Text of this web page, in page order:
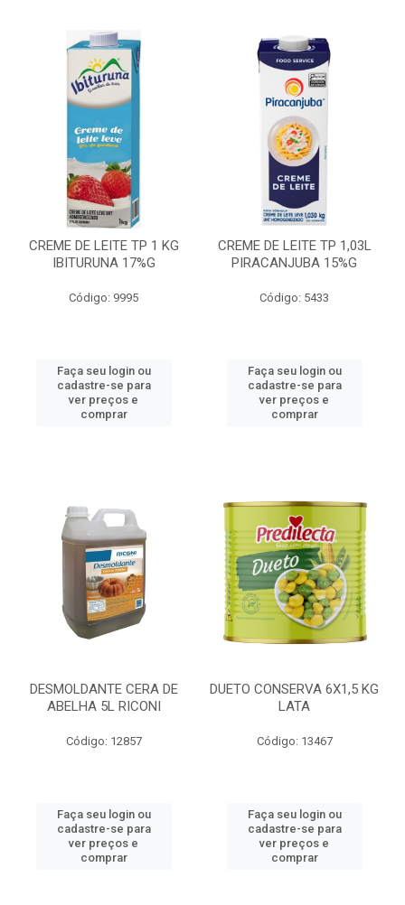
CREME DE LEITE TP 1 KG
IBITURUNA 17%G
Código: 9995
Faça seu login ou
cadastre-se para
ver preços e
comprar
CREME DE LEITE TP 1,03L
PIRACANJUBA 15%G
Código: 5433
Faça seu login ou
cadastre-se para
ver preços e
comprar
DESMOLDANTE CERA DE
ABELHA 5L RICONI
Código: 12857
Faça seu login ou
cadastre-se para
ver preços e
comprar
DUETO CONSERVA 6X1,5 KG
LATA
Código: 13467
Faça seu login ou
cadastre-se para
ver preços e
comprar